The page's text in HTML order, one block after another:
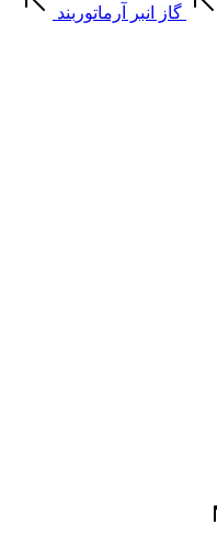
گاز انبر آرماتوربند